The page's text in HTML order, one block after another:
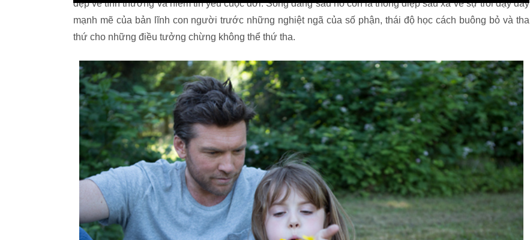
đẹp về tình thương và niềm tin yêu cuộc đời. Song đằng sau nó còn là thông điệp sâu xa về sự trỗi dậy đầy
mạnh mẽ của bản lĩnh con người trước những nghiệt ngã của số phận, thái độ học cách buông bỏ và tha
thứ cho những điều tưởng chừng không thể thứ tha.